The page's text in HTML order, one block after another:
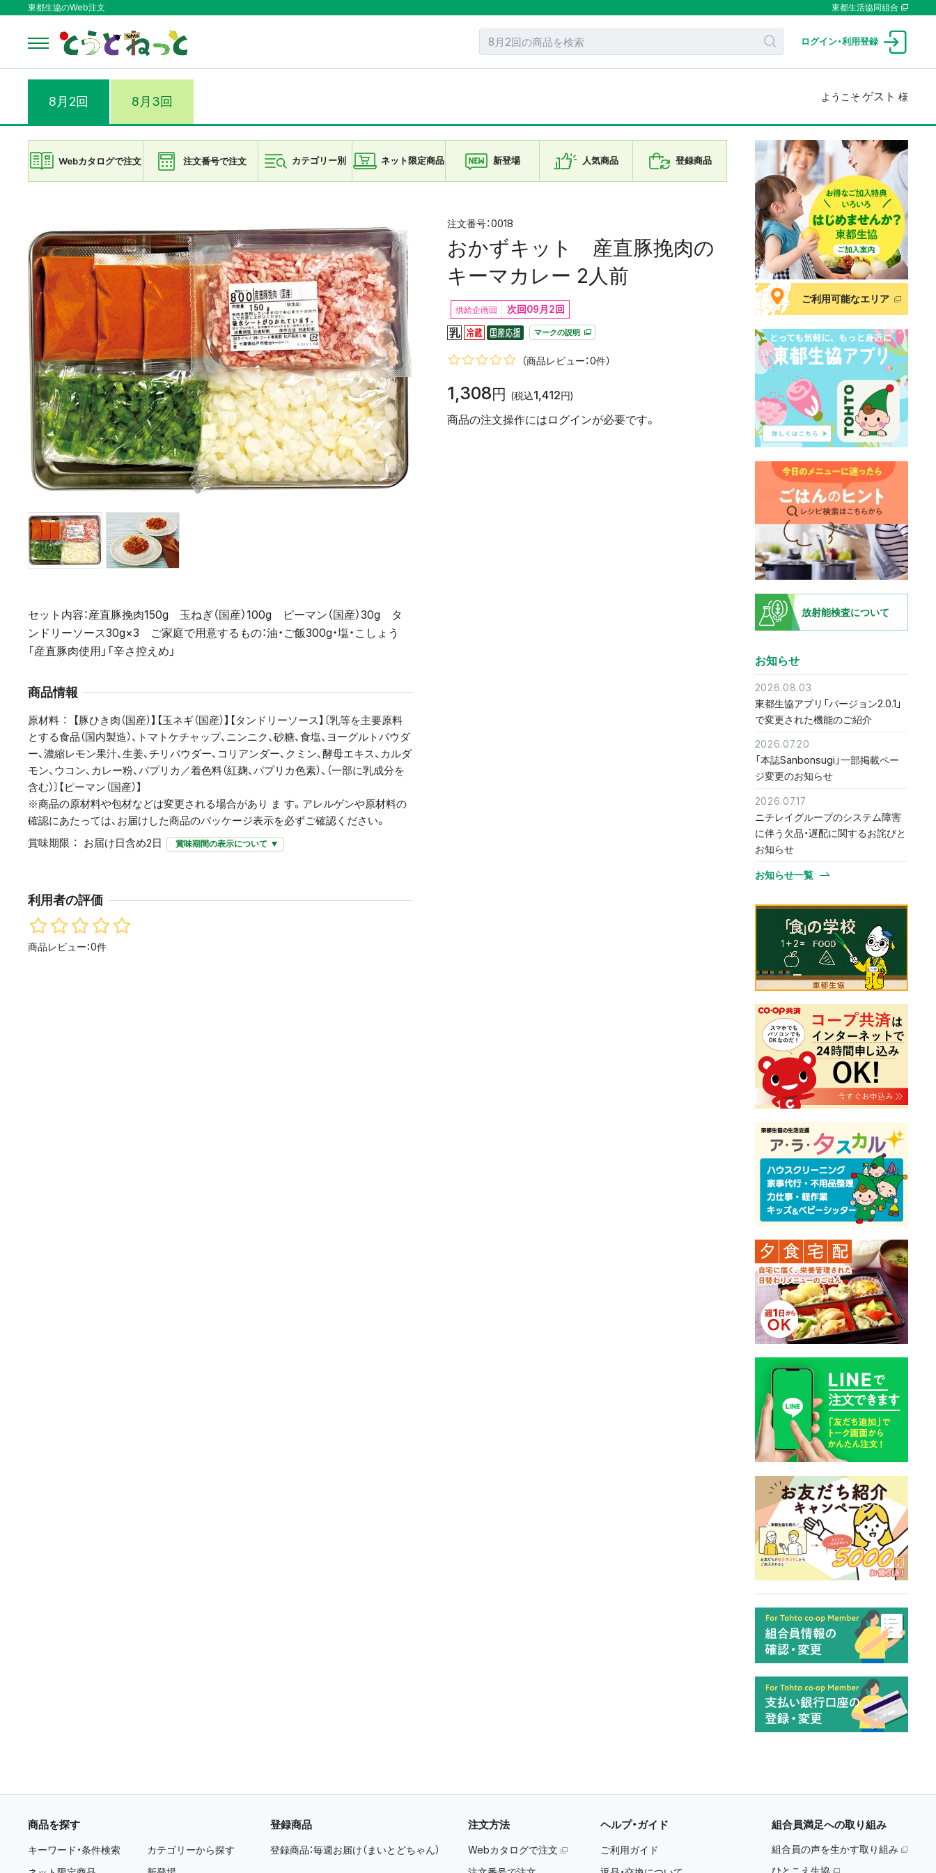
東都生協のWeb注文 東都生活協同組合
ログイン・利用登録
8月2回 8月3回 ようこそ ゲスト 様
Webカタログで注文 注文番号で注文 カテゴリー別 ネット限定商品 新登場 人気商品 登録商品
0018
おかずキット 産直豚挽肉の
キーマカレー 2人前
次回09月2回
マークの説明
（商品レビュー：0件）
1,308円 (税込1,412円)
商品の注文操作にはログインが必要です。
セット内容：産直豚挽肉150g 玉ねぎ（国産）100g ピーマン（国産）30g タ
ンドリーソース30g×3 ご家庭で用意するもの：油・ご飯300g・塩・こしょう
「産直豚肉使用」「辛さ控えめ」
商品情報
原材料
【豚ひき肉（国産）】【玉ネギ（国産）】【タンドリーソース】〔乳等を主要原料
とする食品（国内製造）、トマトケチャップ、ニンニク、砂糖、食塩、ヨーグルトパウダ
ー、濃縮レモン果汁、生姜、チリパウダー、コリアンダー、クミン、酵母エキス、カルダ
モン、ウコン、カレー粉、パプリカ／着色料（紅麹、パプリカ色素）、（一部に乳成分を
含む）〕【ピーマン（国産）】
※商品の原材料や包材などは変更される場合があり ま す。アレルゲンや原材料の
確認にあたっては、お届けした商品のパッケージ表示を必ずご確認ください。
賞味期限
お届け日含め2日 賞味期間の表示について
利用者の評価
商品レビュー：0件
ご利用可能なエリア
放射能検査について
お知らせ
2026.08.03
東都生協アプリ「バージョン2.0.1」
で変更された機能のご紹介
2026.07.20
「本誌Sanbonsugi」一部掲載ペー
ジ変更のお知らせ
2026.07.17
ニチレイグループのシステム障害
に伴う欠品・遅配に関するお詫びと
お知らせ
お知らせ一覧
商品を探す
キーワード・条件検索
カテゴリーから探す
登録商品
登録商品：毎週お届け（まいとどちゃん）
注文方法
Webカタログで注文
ヘルプ・ガイド
ご利用ガイド
組合員満足への取り組み
組合員の声を生かす取り組み